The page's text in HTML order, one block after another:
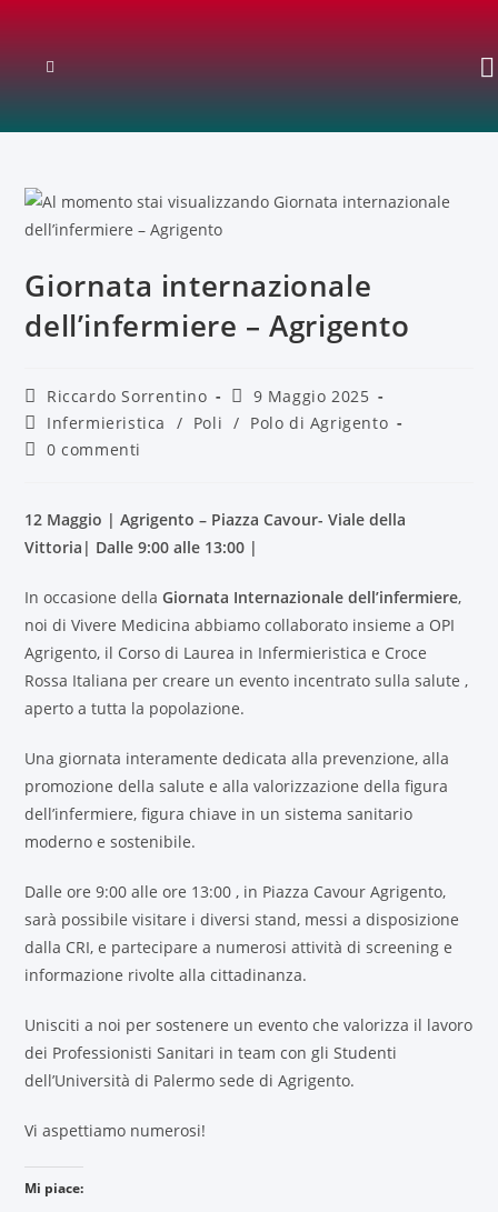
Giornata internazionale
dell’infermiere – Agrigento
Riccardo Sorrentino
9 Maggio 2025
Infermieristica
/ Poli / Polo di Agrigento
0 commenti
12 Maggio | Agrigento – Piazza Cavour- Viale della
Vittoria| Dalle 9:00 alle 13:00 |
In occasione dellaGiornata Internazionale dell’infermiere,
noi di Vivere Medicina abbiamo collaborato insieme a OPI
Agrigento, il Corso di Laurea in Infermieristica e Croce
Rossa Italiana per creare un evento incentrato sulla salute ,
aperto a tutta la popolazione.
Una giornata interamente dedicata alla prevenzione, alla
promozione della salute e alla valorizzazione della figura
dell’infermiere, figura chiave in un sistema sanitario
moderno e sostenibile.
Dalle ore 9:00 alle ore 13:00 , in Piazza Cavour Agrigento,
sarà possibile visitare i diversi stand, messi a disposizione
dalla CRI, e partecipare a numerosi attività di screening e
informazione rivolte alla cittadinanza.
Unisciti a noi per sostenere un evento che valorizza il lavoro
dei Professionisti Sanitari in team con gli Studenti
dell’Università di Palermo sede di Agrigento.
Vi aspettiamo numerosi!
Mi piace: